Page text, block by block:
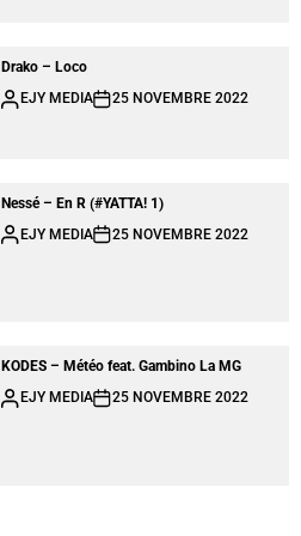
Drako – Loco
EJY MEDIA
25 NOVEMBRE 2022
Nessé – En R (#YATTA! 1)
EJY MEDIA
25 NOVEMBRE 2022
KODES – Météo feat. Gambino La MG
EJY MEDIA
25 NOVEMBRE 2022